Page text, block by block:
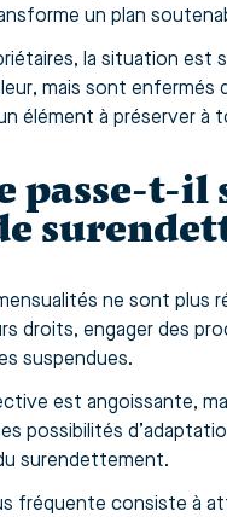
un plan
la situation est
mais sont enfermés
élément à préserver à
passe-t-il
ne sont plus
droits, engager des
suspendues.
est angoissante,
possibilités
surendettement.
fréquente consiste à